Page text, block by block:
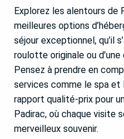
Explorez les alentours de
meilleures options
séjour exceptionnel, qu’il
roulotte originale ou
Pensez à prendre en
services comme le spa et
rapport qualité-prix pour
Padirac, où chaque visite
merveilleux souvenir.